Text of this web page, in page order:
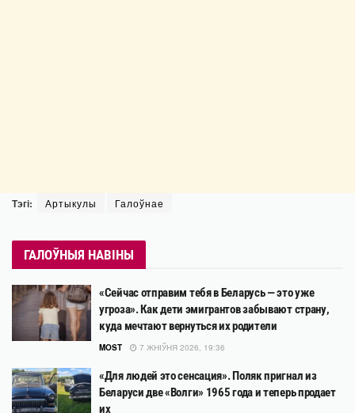
Тэгі: Артыкулы Галоўнае
ГАЛОЎНЫЯ НАВІНЫ
«Сейчас отправим тебя в Беларусь — это уже
угроза». Как дети эмигрантов забывают страну,
куда мечтают вернуться их родители
MOST 7 ЖНІЎНЯ 2026, 19:36
«Для людей это сенсация». Поляк пригнал из
Беларуси две «Волги» 1965 года и теперь продает
их